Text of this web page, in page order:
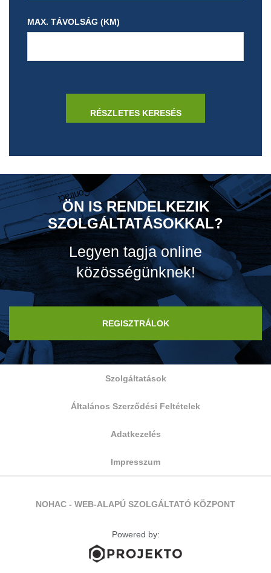
MAX. TÁVOLSÁG (KM)
ÖN IS RENDELKEZIK
SZOLGÁLTATÁSOKKAL?
Legyen tagja online
közösségünknek!
REGISZTRÁLOK
Szolgáltatások
Általános Szerződési Feltételek
Adatkezelés
Impresszum
NOHAC - WEB-ALAPÚ SZOLGÁLTATÓ KÖZPONT
Powered by: